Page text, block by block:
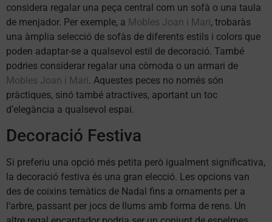
considera regalar una peça central com un sofà o una taula
de menjador. Per exemple, a Mobles Joan i Mari, trobaràs
una àmplia selecció de sofàs de diferents estils i colors que
poden adaptar-se a qualsevol estil de decoració. També
podries considerar regalar una còmoda o un armari de
Mobles Joan i Mari. Aquestes peces no només són
pràctiques, sinó també atractives, aportant un toc
d’elegància a qualsevol espai.
Decoració Festiva
Si preferiu una opció més petita però igualment significativa,
la decoració festiva és una gran elecció. Les opcions van
des de coixins temàtics de Nadal fins a ornaments per a
l’arbre, passant per jocs de llums amb forma de rens. Un